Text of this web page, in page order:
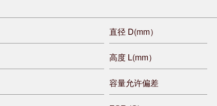
直径 D(mm）
高度 L(mm）
容量允许偏差